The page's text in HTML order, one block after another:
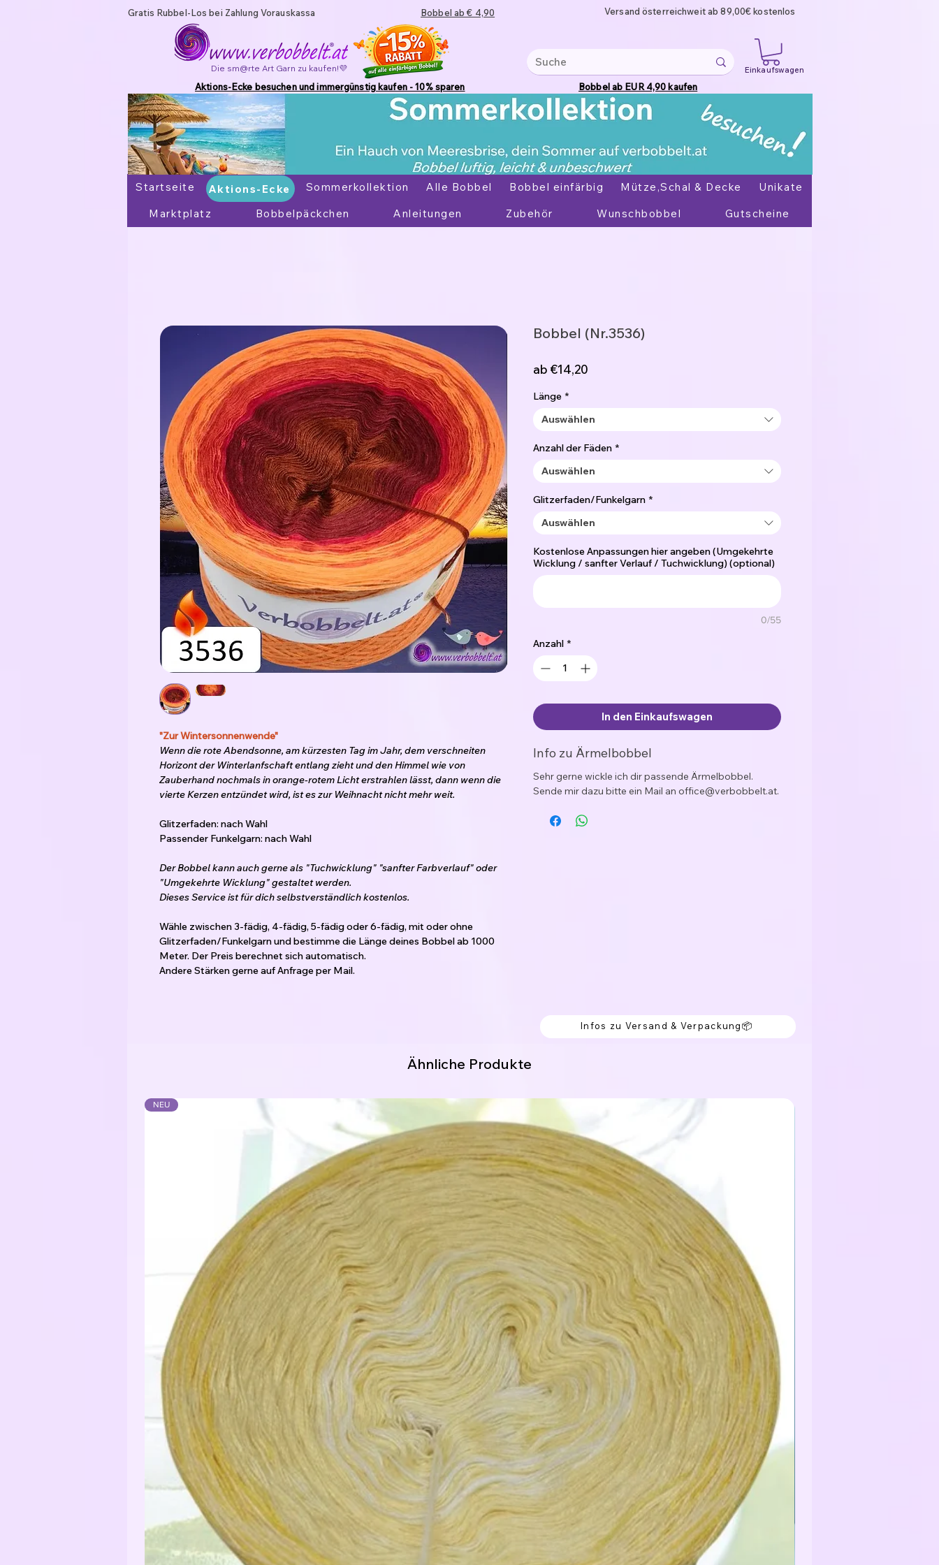
Gratis Rubbel-Los bei Zahlung Vorauskassa Bobbel ab € 4,90 Versand österreichweit ab 89,00€ kostenlos
Die sm@rte Art Garn zu kaufen!💜 Einkaufswagen
Aktions-Ecke besuchen und immergünstig kaufen - 10% sparen Bobbel ab EUR 4,90 kaufen
Startseite Aktions-Ecke Sommerkollektion Alle Bobbel Bobbel einfärbig Mütze,Schal & Decke
Unikate
Marktplatz
Bobbelpäckchen Anleitungen Zubehör Wunschbobbel Gutscheine
Aktions-Ecke
"Zur Wintersonnenwende"
Wenn die rote Abendsonne, am kürzesten Tag im Jahr, dem verschneiten
Horizont der Winterlanfschaft entlang zieht und den Himmel wie von
Zauberhand nochmals in orange-rotem Licht erstrahlen lässt, dann wenn die
vierte Kerzen entzündet wird, ist es zur Weihnacht nicht mehr weit.
Glitzerfaden: nach Wahl
Passender Funkelgarn: nach Wahl
Der Bobbel kann auch gerne als "Tuchwicklung" "sanfter Farbverlauf" oder
"Umgekehrte Wicklung" gestaltet werden.
Dieses Service ist für dich selbstverständlich kostenlos.
Wähle zwischen 3-fädig, 4-fädig, 5-fädig oder 6-fädig, mit oder ohne
Glitzerfaden/Funkelgarn und bestimme die Länge deines Bobbel ab 1000
Meter. Der Preis berechnet sich automatisch.
Andere Stärken gerne auf Anfrage per Mail.
Der Bobbel kann von innen oder von außen begonnen werden.
Meine Empfehlung für die Verarbeitung:
3-fädig: Nadelstärke 2,5 - 3,5
6-fädig: Nadelstärke 5,5 - 6,5
Je nachdem wie locker das Handwerk werden soll.
Bobbelgarn: 50% Baumwolle / 50% Polyacryl
Glitzerfaden: 62% Polyester / 38% Polyamid
Funkelgarn: 43% Baumwolle / 43% Acrylic / 9% Polyester / 5% Polyamid
Bobbel (Nr.3536)
ab €14,20Sale-
Länge *
Auswählen
Anzahl der Fäden *
Auswählen
Glitzerfaden/Funkelgarn *
Auswählen
Kostenlose Anpassungen hier angeben (Umgekehrte
Wicklung / sanfter Verlauf / Tuchwicklung) (optional)
0/55
Anzahl *
In den Einkaufswagen
Info zu Ärmelbobbel
Sehr gerne wickle ich dir passende Ärmelbobbel.
Sende mir dazu bitte ein Mail an office@verbobbelt.at.
Infos zu Versand & Verpackung📦
Ähnliche Produkte
NEU